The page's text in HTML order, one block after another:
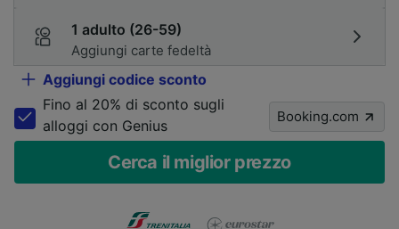
1 adulto (26-59)
Aggiungi carte fedeltà
Aggiungi codice sconto
Fino al 20% di sconto sugli
alloggi con Genius
Booking.com
Cerca il miglior prezzo